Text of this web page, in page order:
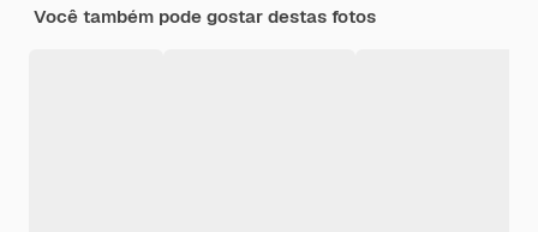
Você também pode gostar destas fotos